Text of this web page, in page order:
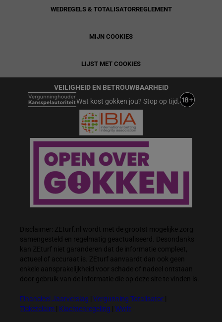
WEDREGELS & TOTALISATORREGLEMENT
MIJN COOKIES
LIJST MET COOKIES
VEILIGHEID EN BETROUWBAARHEID
Wat kost gokken jou? Stop op tijd.
Disclaimer: ZEturf.nl wordt met de grootst mogelijke zorg
samengesteld en regelmatig geactualiseerd. Desondanks
kan ZEturf niet garanderen dat de informatie compleet,
actueel of accuraat is. ZEturf aanvaardt dan ook geen
enkele aansprakelijkheid voor schade of nadeel ontstaan
door gebruik van de informatie die op deze site te vinden is.
Financieel Jaarverslag Vergunning Totalisator
Ticketclaim
Klachtenregeling Wwft